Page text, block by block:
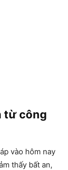
từ công
vào hôm nay
thấy bất an,